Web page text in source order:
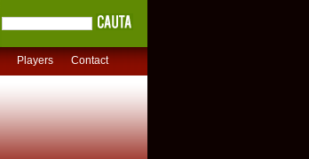
Players Contact